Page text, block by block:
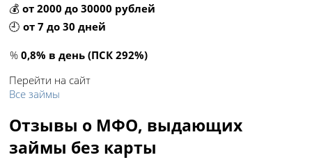
💰от 2000 до 30000 рублей
🕘от 7 до 30 дней
% 0,8% в день (ПСК 292%)
Перейти на сайт
Все займы
Отзывы о МФО, выдающих
займы без карты